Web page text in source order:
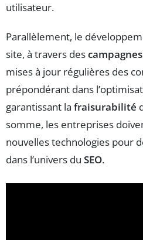
utilisateur.
Parallèlement, le
site, à travers des
mises à jour régulières des
prépondérant dans
garantissant la fraisurabilité
somme, les entreprises
nouvelles technologies pour
dans l’univers du SEO.